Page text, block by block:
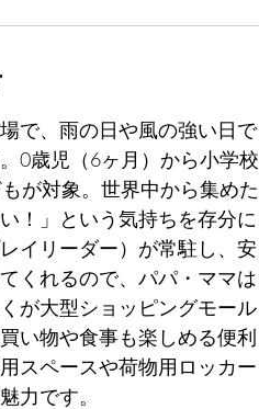
で、雨の日や風の強い日で
0歳児（6ヶ月）から小学校
が対象。世界中から集めた
！」という気持ちを存分に
イリーダー）が常駐し、安
くれるので、パパ・ママは
が大型ショッピングモール
い物や食事も楽しめる便利
スペースや荷物用ロッカー
力です。